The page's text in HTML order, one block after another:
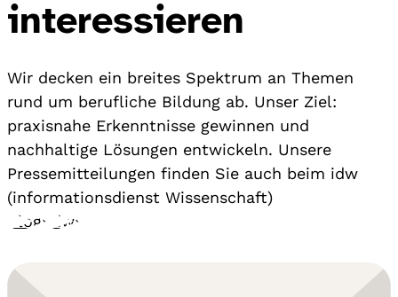
interessieren
Wir decken ein breites Spektrum an Themen
rund um berufliche Bildung ab. Unser Ziel:
praxisnahe Erkenntnisse gewinnen und
nachhaltige Lösungen entwickeln. Unsere
Pressemitteilungen finden Sie auch beim idw
(informationsdienst Wissenschaft)
Blog› idw›